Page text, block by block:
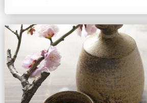
не менее прекрасным напитком,
каждый год здесь празднуется
сказать, что сами австрийцы считают,